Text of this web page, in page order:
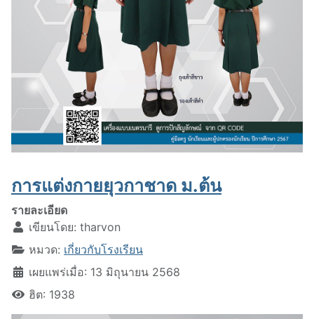
การแต่งกายยุวกาชาด ม.ต้น
รายละเอียด
เขียนโดย: tharvon
หมวด: เกี่ยวกับโรงเรียน
เผยแพร่เมื่อ: 13 มิถุนายน 2568
ฮิต: 1938